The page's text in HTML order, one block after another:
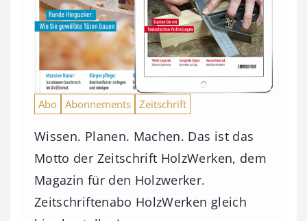
Abo Abonnements Zeitschrift
Wissen. Planen. Machen. Das ist das
Motto der Zeitschrift HolzWerken, dem
Magazin für den Holzwerker.
Zeitschriftenabo HolzWerken gleich